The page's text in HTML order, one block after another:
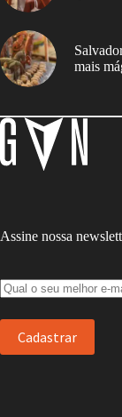
mais
Assine nossa